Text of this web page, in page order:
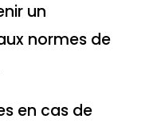
un
normes de
en cas de